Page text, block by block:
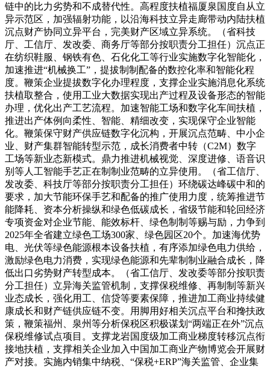
链中的比力劣势和不成替代性。高程度扶植福厦泉国度自从立
异示范区，加强辐射功能，以沿海科技立异走廊带动内陆扶植
沉点财产协同立异平台，完美财产区域立异系统。（省科技
厅、工信厅、发改委、商务厅等部分按职责分工担任）沉点正
在纺织鞋服、钢铁有色、石化化工等行业实施数字化智能化，
加速推进“机械换工”，提拔制制配备的数控化率和智能化程
度。鞭策企业提拔数字化办理程度，支撑企业实施消息化系统
扶植取整合，使用工业大数据实现出产过程及设备形态的智能
办理，优化出产工艺流程。加速智能工场和数字化车间扶植，
推进出产体例向柔性、智能、精细改变，实现保守企业智能
化。鞭策保守财产供应链数字化沉构，开展沉点范畴、中小企
业、财产集群智能转型示范，成长消费者中转（C2M）数字
工场等新业态新模式。鼎力推进机械视觉、深度进修、语音识
别等人工智能手艺正在制制业范畴的立异使用。（省工信厅、
发改委、科技厅等部分按职责分工担任）环绕碳达峰碳中和的
要求，加大节能环保手艺和配备的推广使用力度，统筹推进节
能降耗、资本分析操纵和绿色低碳成长，省级节能和轮回经济
专项资金对企业节能、能效标杆、绿色制制等赐与励，力争到
2025年全省建立绿色工场300家、绿色园区20个。加速海优势
电、光伏等绿色能源根本设备扶植，有序添加绿色电力供给，
激励绿色电力消费，实现绿色能源和先辈制制业融合成长，降
低出口劣势财产转型成本。（省工信厅、发改委等部分按职责
分工担任）立异海关监管机制，支撑保税维修、再制制等新兴
业态成长，强化用工、信贷等要素保障，推进加工商业持续健
康成长和财产链供应链不变。用脚用好相关沉点平台和搀扶政
策，鞭策福州、泉州等分析保税区积极谋划“两端正在外”沉点
保税维修试点项目。支撑龙岩国度级加工商业梯度转移沉点衔
接地扶植，支撑相关企业加入中国加工商业产物博览会开展财
产对接。实施内销集中纳税、“保税+ERP”海关监管、企业集